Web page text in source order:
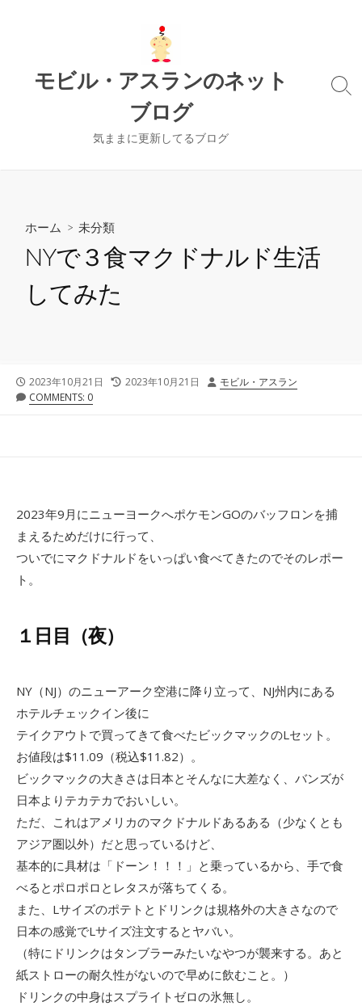
ッ
モビル・アスランのネット
ブログ
気ままに更新してるブログ
検
ホーム > 未分類
NYで３食マクドナルド生活
してみた
公
開
2023年10月21日
最
2023年10月21日
投
モビル・アスラン
COMMENTS: 0
2023年9月にニューヨークへポケモンGOのバッフロンを捕
まえるためだけに行って、
ついでにマクドナルドをいっぱい食べてきたのでそのレポー
ト。
１日目（夜）
NY（NJ）のニューアーク空港に降り立って、NJ州内にある
ホテルチェックイン後に
テイクアウトで買ってきて食べたビックマックのLセット。
お値段は$11.09（税込$11.82）。
ビックマックの大きさは日本とそんなに大差なく、バンズが
日本よりテカテカでおいしい。
ただ、これはアメリカのマクドナルドあるある（少なくとも
アジア圏以外）だと思っているけど、
基本的に具材は「ドーン！！！」と乗っているから、手で食
べるとポロポロとレタスが落ちてくる。
また、Lサイズのポテトとドリンクは規格外の大きさなので
日本の感覚でLサイズ注文するとヤバい。
（特にドリンクはタンブラーみたいなやつが襲来する。あと
紙ストローの耐久性がないので早めに飲むこと。）
ドリンクの中身はスプライトゼロの氷無し。